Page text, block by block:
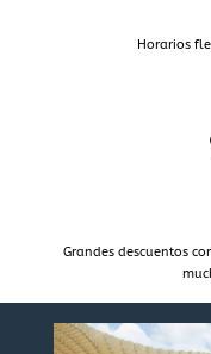
Horarios
Grandes descuentos